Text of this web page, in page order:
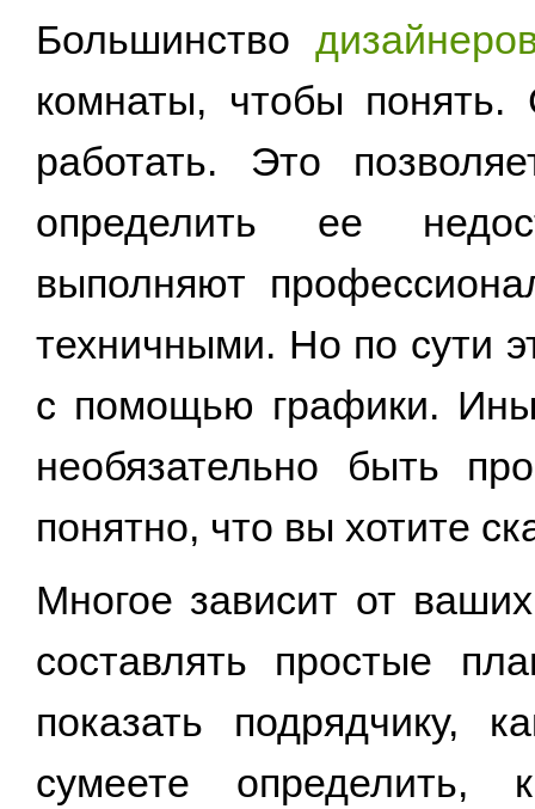
Большинство
комнаты, чтобы понять.
работать. Это
определить ее
выполняют
техничными. Но по сути
с помощью графики.
необязательно быть
понятно, что вы хотите
Многое зависит от
составлять простые
показать подрядчику,
сумеете